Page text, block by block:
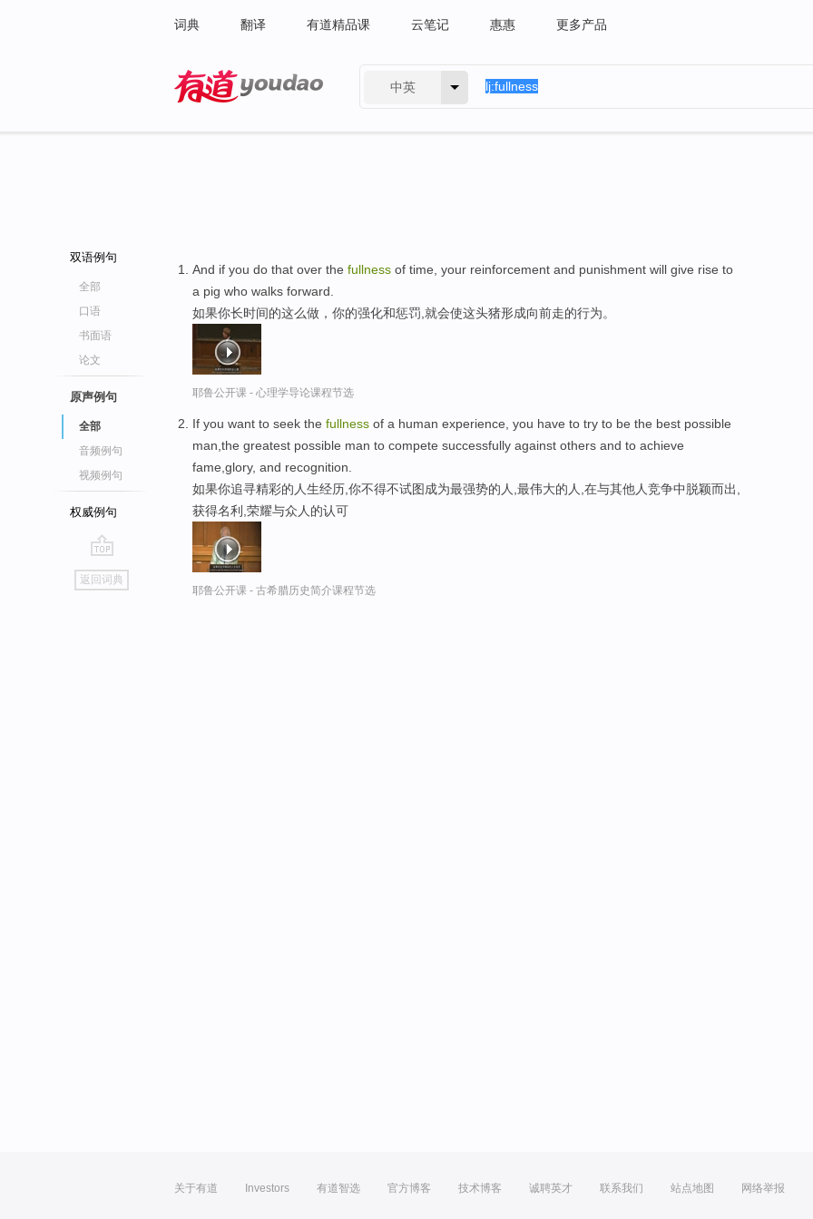
词典 翻译 有道精品课 云笔记 惠惠 更多产品
中英
双语例句
全部
口语
书面语
论文
原声例句
全部
音频例句
视频例句
权威例句
go
top
返回词典
And if you do that over the fullness of time, your reinforcement and punishment will give rise to
a pig who walks forward.
如果你长时间的这么做，你的强化和惩罚,就会使这头猪形成向前走的行为。
耶鲁公开课 - 心理学导论课程节选
If you want to seek the fullness of a human experience, you have to try to be the best possible
man,the greatest possible man to compete successfully against others and to achieve
fame,glory, and recognition.
如果你追寻精彩的人生经历,你不得不试图成为最强势的人,最伟大的人,在与其他人竞争中脱颖而出,
获得名利,荣耀与众人的认可
耶鲁公开课 - 古希腊历史简介课程节选
关于有道 Investors 有道智选 官方博客 技术博客 诚聘英才 联系我们 站点地图 网络举报